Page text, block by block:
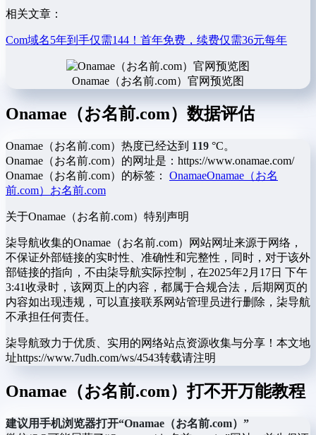
相关文章：
Com域名5年到手仅需144！首年免费，续费仅需36元每年
Onamae（お名前.com）官网预览图
Onamae（お名前.com）数据评估
Onamae（お名前.com）热度已经达到 119 °C。
Onamae（お名前.com）的网址是：https://www.onamae.com/
Onamae（お名前.com）的标签： OnamaeOnamae（お名
前.com） お名前.com
关于Onamae（お名前.com） 特别声明
柒导航收集的Onamae（お名前.com）网站网址来源于网络，
不保证外部链接的实时性、准确性和完整性，同时，对于该外
部链接的指向，不由柒导航实际控制，在2025年2月17日 下午
3:41收录时，该网页上的内容，都属于合规合法，后期网页的
内容如出现违规，可以直接联系网站管理员进行删除，柒导航
不承担任何责任。
柒导航致力于优质、实用的网络站点资源收集与分享！ 本文地
址https://www.7udh.com/ws/4543转载请注明
Onamae（お名前.com）打不开万能教程
建议用手机浏览器打开“Onamae（お名前.com）”